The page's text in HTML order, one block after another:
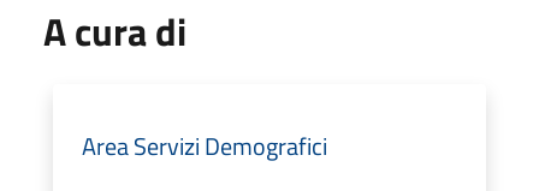
A cura di
Area Servizi Demografici